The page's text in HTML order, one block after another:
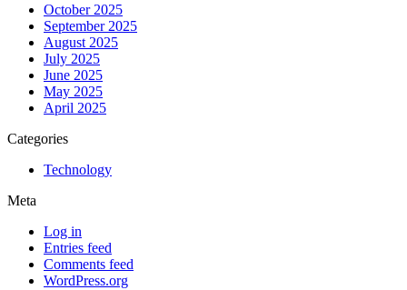
October 2025
September 2025
August 2025
July 2025
June 2025
May 2025
April 2025
Categories
Technology
Meta
Log in
Entries feed
Comments feed
WordPress.org